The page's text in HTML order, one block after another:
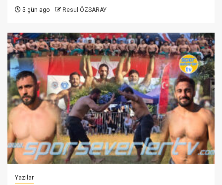
5 gün ago Resul ÖZSARAY
Yazılar